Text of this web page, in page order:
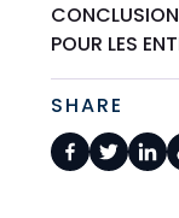
POUR LES
SHARE